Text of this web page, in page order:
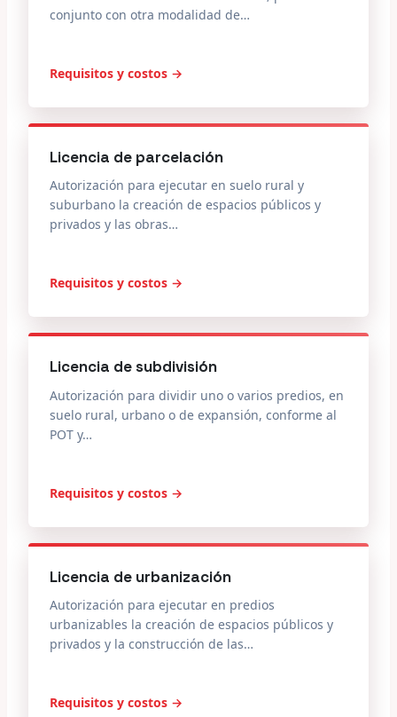
conjunto con otra modalidad de…
Requisitos y costos →
Licencia de parcelación
Autorización para ejecutar en suelo rural y
suburbano la creación de espacios públicos y
privados y las obras…
Requisitos y costos →
Licencia de subdivisión
Autorización para dividir uno o varios predios, en
suelo rural, urbano o de expansión, conforme al
POT y…
Requisitos y costos →
Licencia de urbanización
Autorización para ejecutar en predios
urbanizables la creación de espacios públicos y
privados y la construcción de las…
Requisitos y costos →